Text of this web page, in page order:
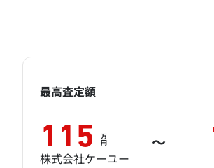
最高査定額
115 万
円 ～
株式会社ケーユー